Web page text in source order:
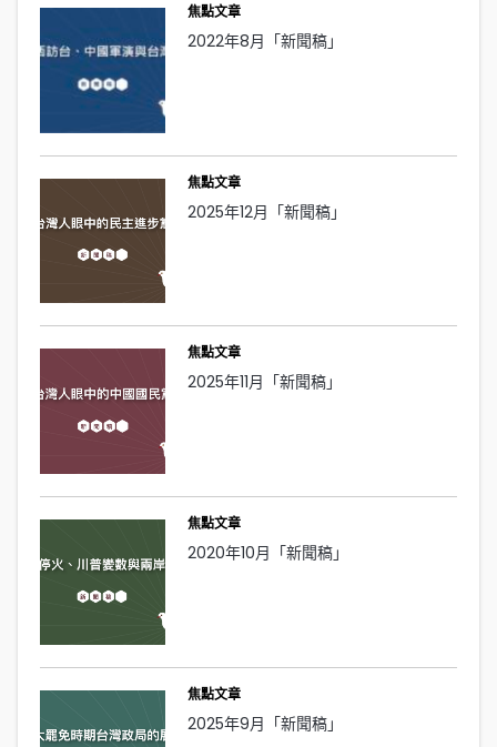
焦點文章
2022年8月「新聞稿」
焦點文章
2025年12月「新聞稿」
焦點文章
2025年11月「新聞稿」
焦點文章
2020年10月「新聞稿」
焦點文章
2025年9月「新聞稿」